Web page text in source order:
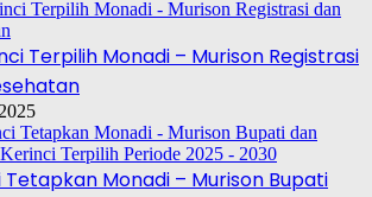
Terpilih Monadi – Murison Registrasi
Tetapkan Monadi – Murison Bupati